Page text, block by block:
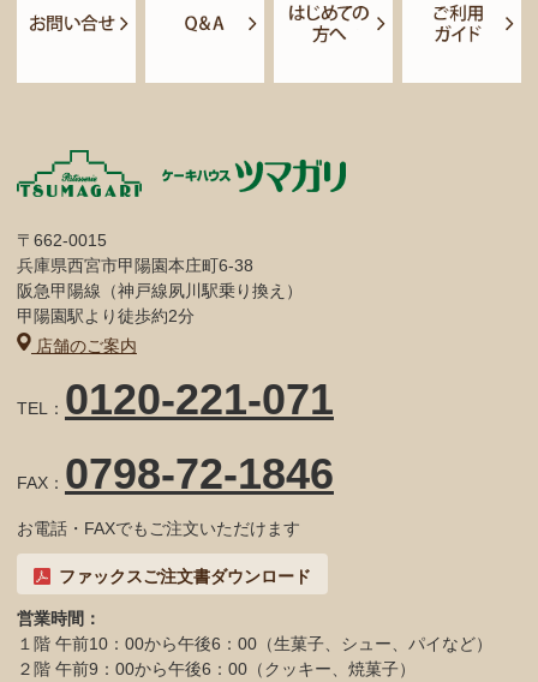
〒662-0015
兵庫県西宮市甲陽園本庄町6-38
阪急甲陽線（神戸線夙川駅乗り換え）
甲陽園駅より徒歩約2分
店舗のご案内
TEL： 0120-221-071
FAX： 0798-72-1846
お電話・FAXでもご注文いただけます
ファックスご注文書ダウンロード
営業時間：
１階 午前10：00から午後6：00（生菓子、シュー、パイなど）
２階 午前9：00から午後6：00（クッキー、焼菓子）